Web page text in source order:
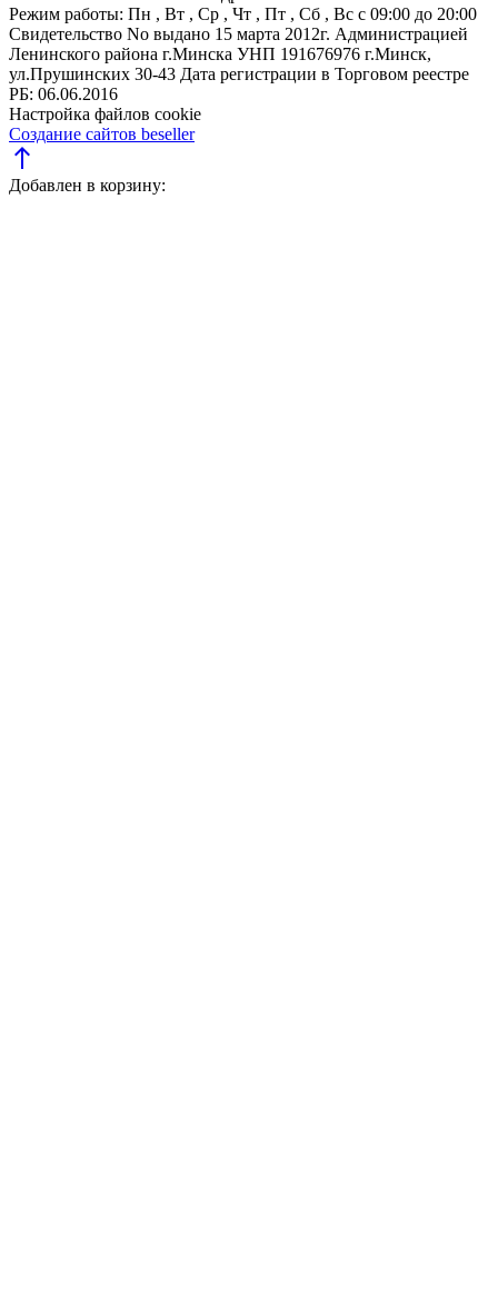
Режим работы: Пн , Вт , Ср , Чт , Пт , Сб , Вс c 09:00 до 20:00
Свидетельство No выдано 15 марта 2012г. Администрацией
Ленинского района г.Минска УНП 191676976 г.Минск,
ул.Прушинских 30-43 Дата регистрации в Торговом реестре
РБ: 06.06.2016
Настройка файлов cookie
Создание сайтов beseller
north
Добавлен в корзину: